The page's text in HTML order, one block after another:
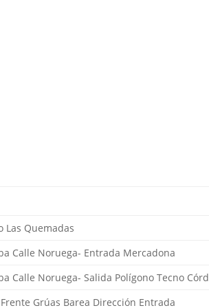
Las Quemadas
Calle Noruega- Entrada Mercadona
Calle Noruega- Salida Polígono Tecno
Grúas Barea Dirección Entrada